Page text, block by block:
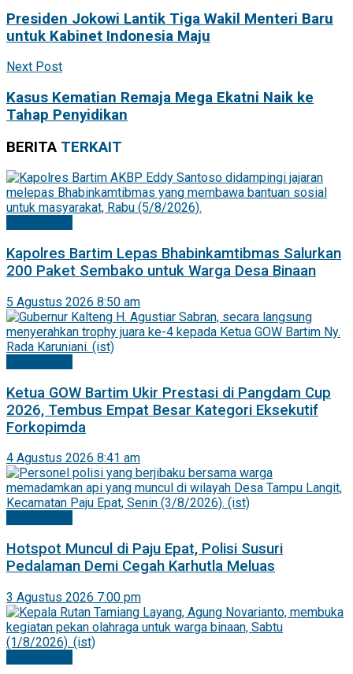
Presiden Jokowi Lantik Tiga Wakil Menteri Baru
untuk Kabinet Indonesia Maju
Next Post
Kasus Kematian Remaja Mega Ekatni Naik ke
Tahap Penyidikan
BERITA TERKAIT
Kapolres Bartim Lepas Bhabinkamtibmas Salurkan
200 Paket Sembako untuk Warga Desa Binaan
5 Agustus 2026 8:50 am
Ketua GOW Bartim Ukir Prestasi di Pangdam Cup
2026, Tembus Empat Besar Kategori Eksekutif
Forkopimda
4 Agustus 2026 8:41 am
Hotspot Muncul di Paju Epat, Polisi Susuri
Pedalaman Demi Cegah Karhutla Meluas
3 Agustus 2026 7:00 pm